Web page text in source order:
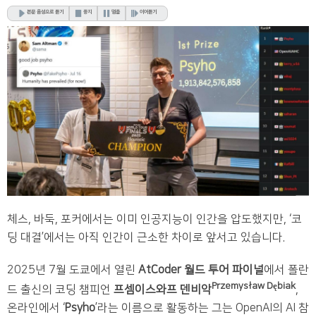
본문 음성으로 듣기 중지 멈춤 이어듣기
체스, 바둑, 포커에서는 이미 인공지능이 인간을 압도했지만, ‘코
딩 대결’에서는 아직 인간이 근소한 차이로 앞서고 있습니다.
2025년 7월 도쿄에서 열린 AtCoder 월드 투어 파이널에서 폴란
드 출신의 코딩 챔피언 프셈이스와프 덴비악Przemysław Dębiak,
온라인에서 ‘Psyho’라는 이름으로 활동하는 그는 OpenAI의 AI 참